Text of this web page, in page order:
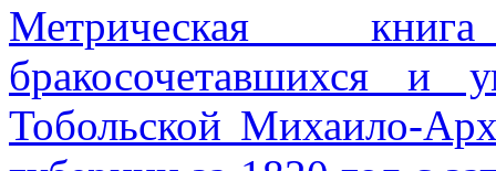
Метрическая
бракосочетавшихся
Тобольской Михаило-